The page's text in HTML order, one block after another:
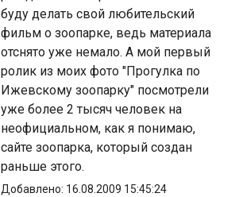
буду делать свой любительский
фильм о зоопарке, ведь материала
отснято уже немало. А мой первый
ролик из моих фото "Прогулка по
Ижевскому зоопарку" посмотрели
уже более 2 тысяч человек на
неофициальном, как я понимаю,
сайте зоопарка, который создан
раньше этого.
Добавлено: 16.08.2009 15:45:24